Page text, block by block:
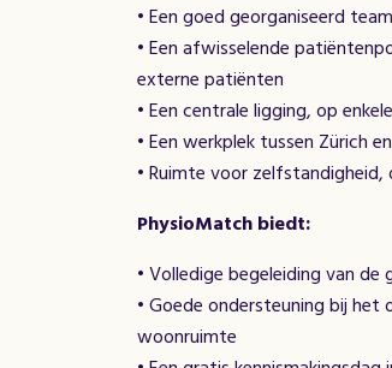
• Een goed georganiseerd
• Een afwisselende
externe patiënten
• Een centrale ligging, op
• Een werkplek tussen Zürich
• Ruimte voor
PhysioMatch biedt:
• Volledige begeleiding van
• Goede ondersteuning bij het
woonruimte